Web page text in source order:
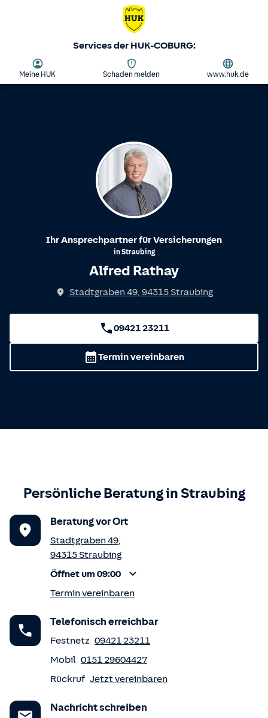
Services der HUK-COBURG:
Meine HUK Schaden melden www.huk.de
Ihr Ansprechpartner für Versicherungen
inStraubing
Alfred Rathay
Stadtgraben 49, 94315 Straubing
09421 23211
Termin vereinbaren
Persönliche Beratung inStraubing
Beratung vor Ort
Stadtgraben 49,
94315Straubing
Öffnet um 09:00
Termin vereinbaren
Telefonisch erreichbar
Festnetz 09421 23211
Mobil 0151 29604427
Rückruf Jetzt vereinbaren
Nachricht schreiben